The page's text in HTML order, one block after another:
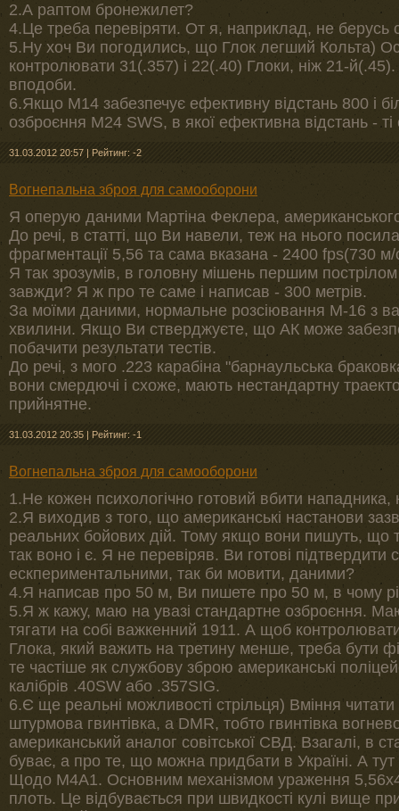
2.А раптом бронежилет?
4.Це треба перевіряти. От я, наприклад, не берусь
5.Ну хоч Ви погодились, що Глок легший Кольта)
контролювати 31(.357) і 22(.40) Глоки, ніж 21-
вподоби.
6.Якщо М14 забезпечує ефективну відстань 800 і
озброєння M24 SWS, в якої ефективна відстань - ті
31.03.2012 20:57 | Рейтинг: -2
Вогнепальна зброя для самооборони
Я оперую даними Мартіна Феклера, американського
До речі, в статті, що Ви навели, теж на нього
фрагментації 5,56 та сама вказана - 2400 fps(730 м/
Я так зрозумів, в головну мішень першим
завжди? Я ж про те саме і написав - 300 метрів.
За моїми даними, нормальне розсіювання М-16 з
хвилини. Якщо Ви стверджуєте, що АК може
побачити результати тестів.
До речі, з мого .223 карабіна "барнаульська
вони смердючі і схоже, мають нестандартну
прийнятне.
31.03.2012 20:35 | Рейтинг: -1
Вогнепальна зброя для самооборони
1.Не кожен психологічно готовий вбити нападника,
2.Я виходив з того, що американські настанови
реальних бойових дій. Тому якщо вони пишуть, що
так воно і є. Я не перевіряв. Ви готові підтвердити
ескпериментальними, так би мовити, даними?
4.Я написав про 50 м, Ви пишете про 50 м, в чому
5.Я ж кажу, маю на увазі стандартне озброєння.
тягати на собі важкенний 1911. А щоб
Глока, який важить на третину менше, треба бути
те частіше як службову зброю американські
калібрів .40SW або .357SIG.
6.Є ще реальні можливості стрільця) Вміння
штурмова гвинтівка, а DMR, тобто гвинтівка
американський аналог совітської СВД. Взагалі, в
буває, а про те, що можна придбати в Україні. А
Щодо М4А1. Основним механізмом ураження
плоть. Це відбувається при швидкості кулі вище